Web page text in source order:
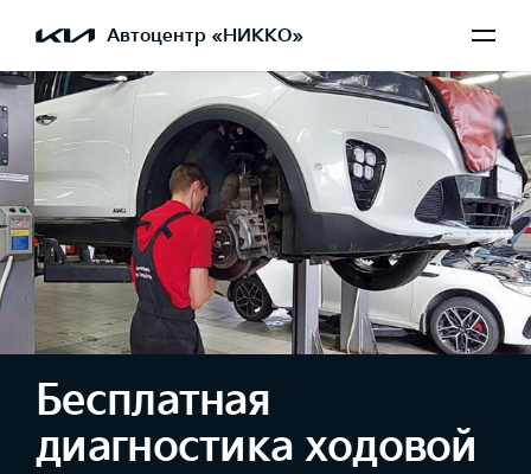
Автоцентр «НИККО»
Бесплатная
диагностика ходовой